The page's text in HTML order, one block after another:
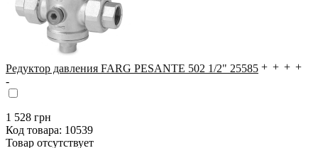
Редуктор давления FARG PESANTE 502 1/2" 25585
1 528 грн
Код товара: 10539
Товар отсутствует